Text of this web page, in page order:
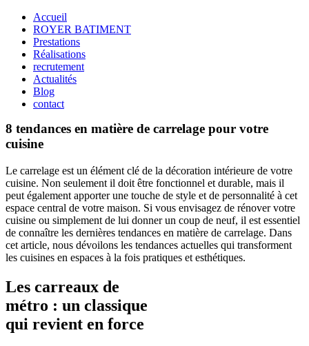
Accueil
ROYER BATIMENT
Prestations
Réalisations
recrutement
Actualités
Blog
contact
8 tendances en matière de carrelage pour votre
cuisine
Le carrelage est un élément clé de la décoration intérieure de votre
cuisine. Non seulement il doit être fonctionnel et durable, mais il
peut également apporter une touche de style et de personnalité à cet
espace central de votre maison. Si vous envisagez de rénover votre
cuisine ou simplement de lui donner un coup de neuf, il est essentiel
de connaître les dernières tendances en matière de carrelage. Dans
cet article, nous dévoilons les tendances actuelles qui transforment
les cuisines en espaces à la fois pratiques et esthétiques.
Les carreaux de
métro : un classique
qui revient en force